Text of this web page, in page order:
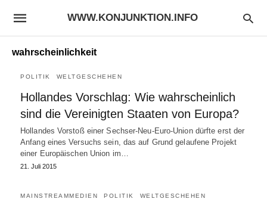
WWW.KONJUNKTION.INFO
wahrscheinlichkeit
POLITIK WELTGESCHEHEN
Hollandes Vorschlag: Wie wahrscheinlich
sind die Vereinigten Staaten von Europa?
Hollandes Vorstoß einer Sechser-Neu-Euro-Union dürfte erst der
Anfang eines Versuchs sein, das auf Grund gelaufene Projekt
einer Europäischen Union im…
21. Juli 2015
MAINSTREAMMEDIEN POLITIK WELTGESCHEHEN